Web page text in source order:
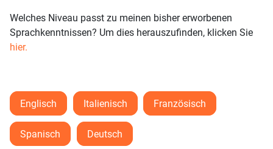
Welches Niveau passt zu meinen bisher erworbenen
Sprachkenntnissen? Um dies herauszufinden, klicken Sie
hier.
Englisch Italienisch Französisch
Spanisch Deutsch